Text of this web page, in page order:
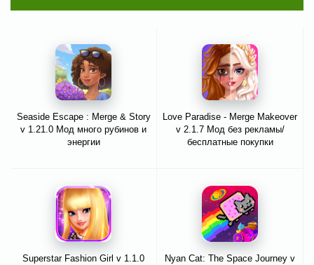
Seaside Escape : Merge & Story
v 1.21.0 Мод много рубинов и
энергии
Love Paradise - Merge Makeover
v 2.1.7 Мод без рекламы/
бесплатные покупки
Superstar Fashion Girl v 1.1.0
Nyan Cat: The Space Journey v